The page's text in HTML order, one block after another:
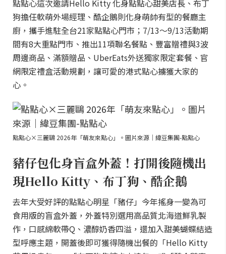
點點心這次邀請Hello Kitty 化身點點心甜美店長、布丁
狗擔任軟萌外場經理、酷企鵝則化身萌帥有型的餐廳主
廚，攜手進駐全台21家點點心門市；7/13～9/13活動期
間有8大重點門市、推出11項聯名餐點、豐富贈禮與3波
周邊商品、滿額贈品、UberEats外送獨家限定套餐、官
網限定禮盒活動規劃，讓可愛的港式點心擄獲大家的
心。
點點心×三麗鷗 2026年「萌友來點心」。圖片來源｜緯豆集團-點點心
豬仔包化身盲盒外蓋！打開後隨機出
現Hello Kitty、布丁狗、酷企鵝
去年大受好評的點點心明星「豬仔」今年搖身一變為可
食用版的盲盒外蓋，外蓋特別選用高品質北海道鮮乳製
作，口感綿軟帶Q、濃醇奶香四溢，還加入甜美蝴蝶結造
型呼應主題，開蓋後即可獲得隨機出餐的「Hello Kitty